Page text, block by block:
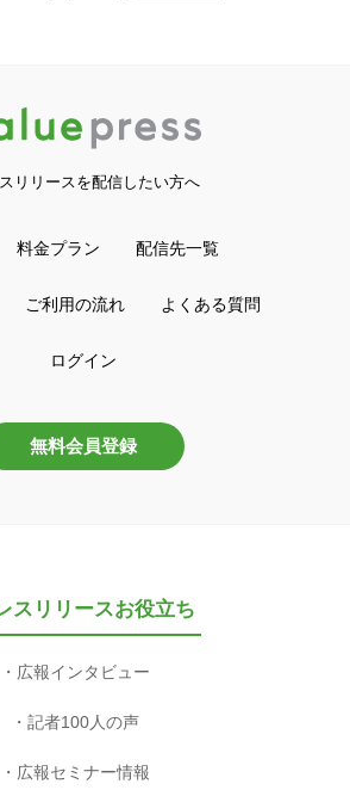
リリースを配信したい方へ
料金プラン 配信先一覧
ご利用の流れ よくある質問
ログイン
無料会員登録
スリリースお役立ち
広報インタビュー
記者100人の声
広報セミナー情報